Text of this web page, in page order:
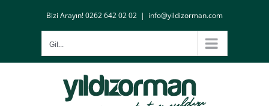
Bizi Arayın! 0262 642 02 02 | info@yildizorman.com
Git...